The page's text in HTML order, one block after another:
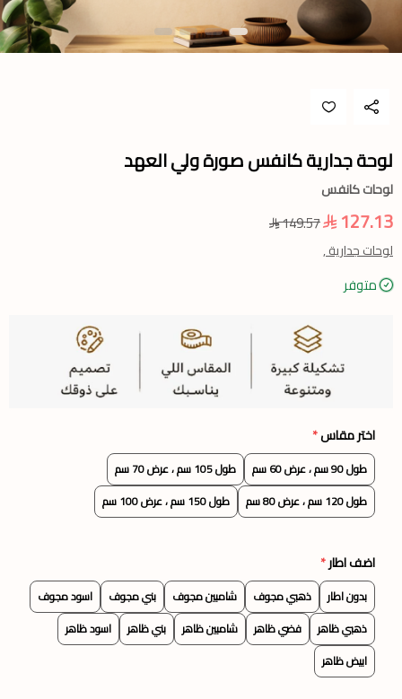
لوحة جدارية كانفس صورة ولي العهد
لوحات كانفس
127.13
149.57
لوحات جدارية ,
متوفر
اختر مقاس*
طول 90 سم ، عرض 60 سم
طول 105 سم ، عرض 70 سم
طول 120 سم ، عرض 80 سم
طول 150 سم ، عرض 100 سم
اضف اطار*
بدون اطار ذهبي مجوف شامبين مجوف بني مجوف
اسود مجوف
ذهبي ظاهر
فضي ظاهر شامبين ظاهر بني ظاهر
اسود ظاهر
ابيض ظاهر